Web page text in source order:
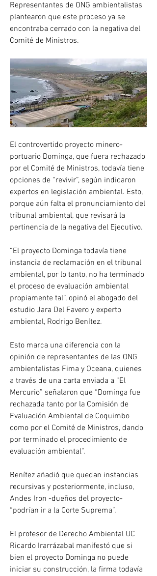
Representantes de ONG ambientalistas
plantearon que este proceso ya se
encontraba cerrado con la negativa del
Comité de Ministros.
El controvertido proyecto minero-
portuario Dominga, que fuera rechazado
por el Comité de Ministros, todavía tiene
opciones de “revivir”, según indicaron
expertos en legislación ambiental. Esto,
porque aún falta el pronunciamiento del
tribunal ambiental, que revisará la
pertinencia de la negativa del Ejecutivo.
“El proyecto Dominga todavía tiene
instancia de reclamación en el tribunal
ambiental, por lo tanto, no ha terminado
el proceso de evaluación ambiental
propiamente tal”, opinó el abogado del
estudio Jara Del Favero y experto
ambiental, Rodrigo Benítez.
Esto marca una diferencia con la
opinión de representantes de las ONG
ambientalistas Fima y Oceana, quienes
a través de una carta enviada a “El
Mercurio” señalaron que “Dominga fue
rechazada tanto por la Comisión de
Evaluación Ambiental de Coquimbo
como por el Comité de Ministros, dando
por terminado el procedimiento de
evaluación ambiental”.
Benítez añadió que quedan instancias
recursivas y posteriormente, incluso,
Andes Iron -dueños del proyecto-
“podrían ir a la Corte Suprema”.
El profesor de Derecho Ambiental UC
Ricardo Irarrázabal manifestó que si
bien el proyecto Dominga no puede
iniciar su construcción, la firma todavía